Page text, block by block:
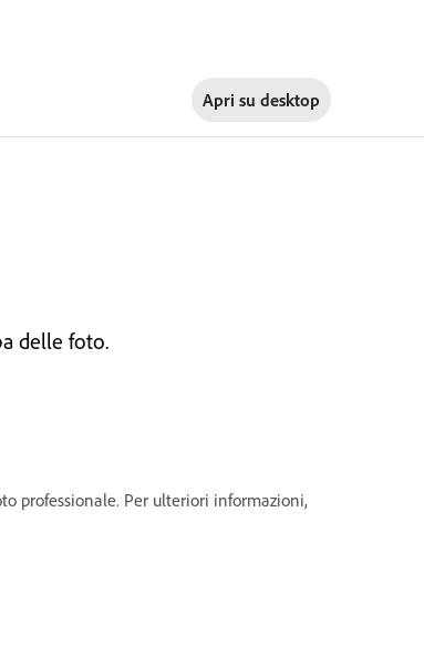
Apri su desktop
delle foto.
professionale. Per ulteriori informazioni,